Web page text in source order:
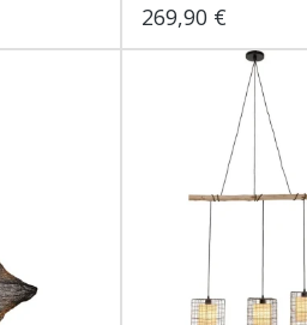
Regulärer Preis:
269,90 €